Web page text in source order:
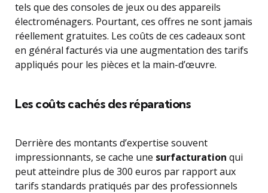
tels que des consoles de jeux ou des appareils
électroménagers. Pourtant, ces offres ne sont jamais
réellement gratuites. Les coûts de ces cadeaux sont
en général facturés via une augmentation des tarifs
appliqués pour les pièces et la main-d’œuvre.
Les coûts cachés des réparations
Derrière des montants d’expertise souvent
impressionnants, se cache une surfacturation qui
peut atteindre plus de 300 euros par rapport aux
tarifs standards pratiqués par des professionnels